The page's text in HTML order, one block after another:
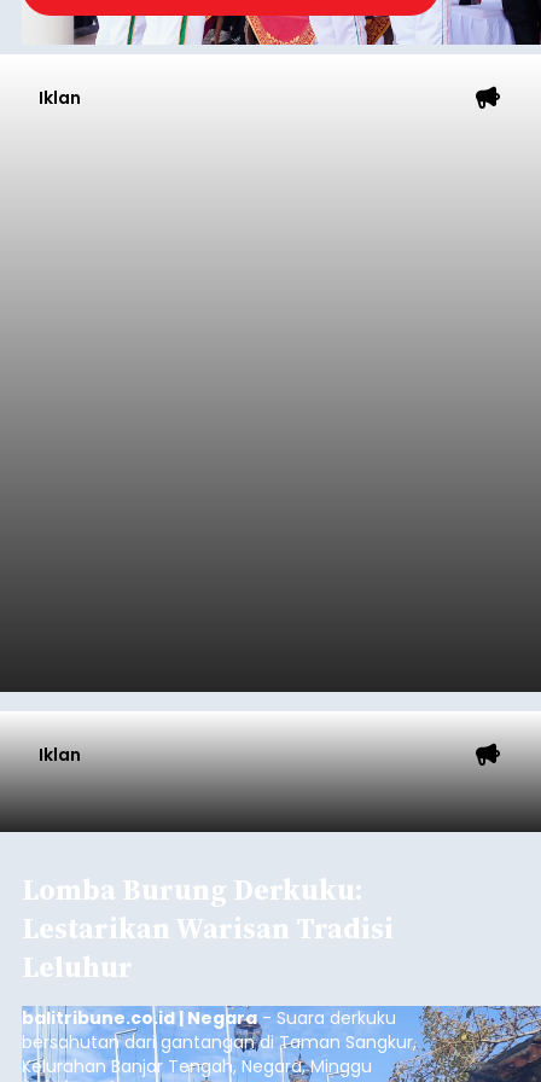
Iklan
Iklan
Lomba Burung Derkuku:
Lestarikan Warisan Tradisi
Leluhur
balitribune.co.id | Negara- Suara derkuku
bersahutan dari gantangan di Taman Sangkur,
Kelurahan Banjar Tengah, Negara, Minggu